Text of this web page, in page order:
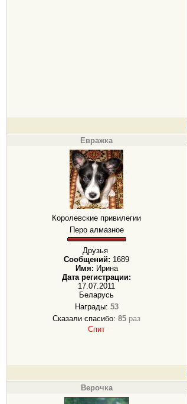
Евражка
Королевские привилегии
Перо алмазное
Друзья
Сообщений: 1689
Имя: Ирина
Дата регистрации:
17.07.2011
Беларусь
Награды: 53
Сказали спасибо: 85 раз
Спит
Верочка